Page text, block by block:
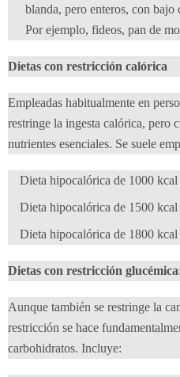
blanda, pero enteros, con bajo
Por ejemplo, fideos, pan de
Dietas con restricción calórica
Empleadas habitualmente en
restringe la ingesta calórica, pero
nutrientes esenciales. Se suele
Dieta hipocalórica de 1000 kcal
Dieta hipocalórica de 1500 kcal
Dieta hipocalórica de 1800 kcal
Dietas con restricción
Aunque también se restringe la
restricción se hace
carbohidratos. Incluye: